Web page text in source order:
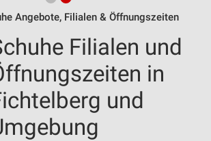
Angebote, Filialen & Öffnungszeiten
Filialen und
in
und